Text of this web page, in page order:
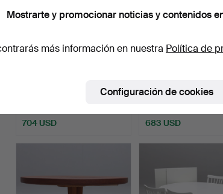
Subastado 22 feb 2024
704 USD
Subastado 2 mar 2024
683 USD
Mostrarte y promocionar noticias y contenidos
más información en nuestra Política de
Configuración de cookies